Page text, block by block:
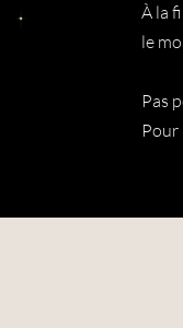
À la
le
Pas
Pour